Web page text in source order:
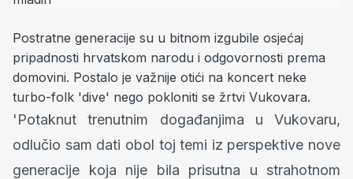
Postratne generacije su u bitnom izgubile osjećaj
pripadnosti hrvatskom narodu i odgovornosti prema
domovini. Postalo je važnije otići na koncert neke
turbo-folk 'dive' nego pokloniti se žrtvi Vukovara.
'Potaknut trenutnim događanjima u Vukovaru,
odlučio sam dati obol toj temi iz perspektive nove
generacije koja nije bila prisutna u strahotnom